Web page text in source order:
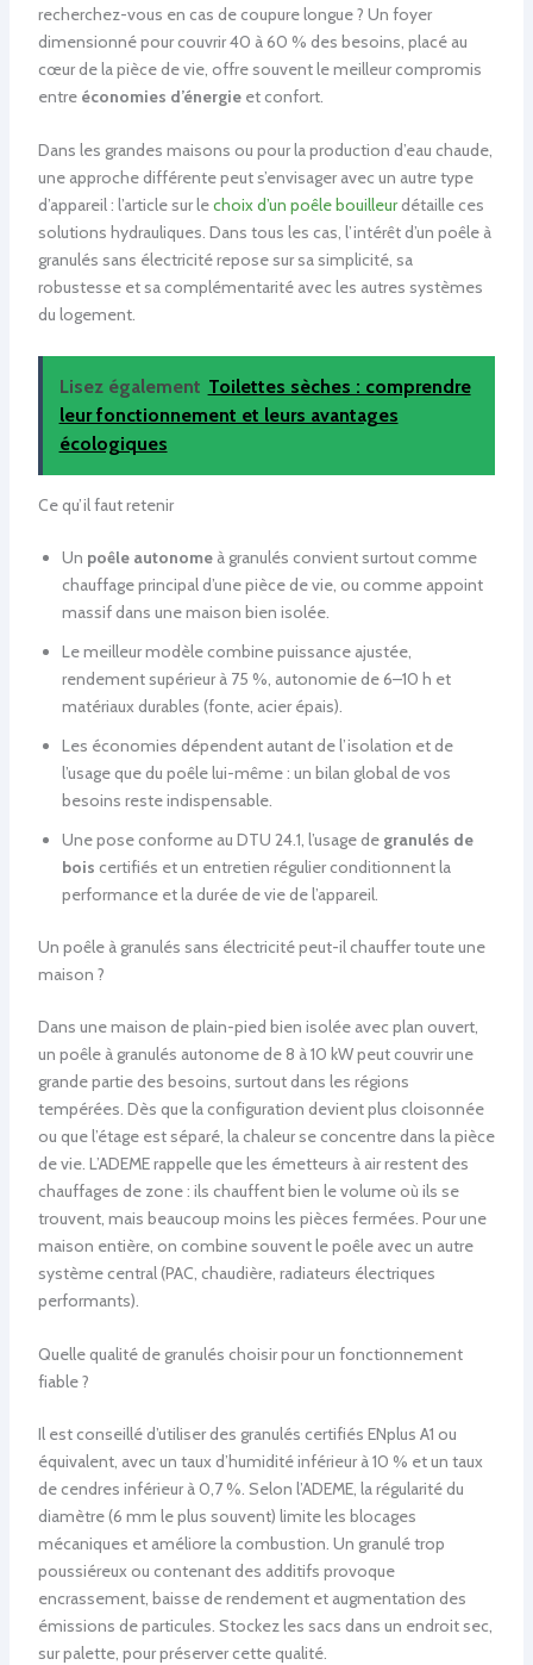
recherchez-vous en cas de coupure longue ? Un foyer
dimensionné pour couvrir 40 à 60 % des besoins, placé au
cœur de la pièce de vie, offre souvent le meilleur compromis
entre économies d’énergieet confort.
Dans les grandes maisons ou pour la production d’eau chaude,
une approche différente peut s’envisager avec un autre type
d’appareil : l’article sur lechoix d’un poêle bouilleurdétaille ces
solutions hydrauliques. Dans tous les cas, l’intérêt d’un poêle à
granulés sans électricité repose sur sa simplicité, sa
robustesse et sa complémentarité avec les autres systèmes
du logement.
Lisez également Toilettes sèches : comprendre
leur fonctionnement et leurs avantages
écologiques
Ce qu’il faut retenir
Un poêle autonomeà granulés convient surtout comme
chauffage principal d’une pièce de vie, ou comme appoint
massif dans une maison bien isolée.
Le meilleur modèle combine puissance ajustée,
rendement supérieur à 75 %, autonomie de 6–10 h et
matériaux durables (fonte, acier épais).
Les économies dépendent autant de l’isolation et de
l’usage que du poêle lui-même : un bilan global de vos
besoins reste indispensable.
Une pose conforme au DTU 24.1, l’usage de granulés de
bois certifiés et un entretien régulier conditionnent la
performance et la durée de vie de l’appareil.
Un poêle à granulés sans électricité peut-il chauffer toute une
maison ?
Dans une maison de plain-pied bien isolée avec plan ouvert,
un poêle à granulés autonome de 8 à 10 kW peut couvrir une
grande partie des besoins, surtout dans les régions
tempérées. Dès que la configuration devient plus cloisonnée
ou que l’étage est séparé, la chaleur se concentre dans la pièce
de vie. L’ADEME rappelle que les émetteurs à air restent des
chauffages de zone : ils chauffent bien le volume où ils se
trouvent, mais beaucoup moins les pièces fermées. Pour une
maison entière, on combine souvent le poêle avec un autre
système central (PAC, chaudière, radiateurs électriques
performants).
Quelle qualité de granulés choisir pour un fonctionnement
fiable ?
Il est conseillé d’utiliser des granulés certifiés ENplus A1 ou
équivalent, avec un taux d’humidité inférieur à 10 % et un taux
de cendres inférieur à 0,7 %. Selon l’ADEME, la régularité du
diamètre (6 mm le plus souvent) limite les blocages
mécaniques et améliore la combustion. Un granulé trop
poussiéreux ou contenant des additifs provoque
encrassement, baisse de rendement et augmentation des
émissions de particules. Stockez les sacs dans un endroit sec,
sur palette, pour préserver cette qualité.